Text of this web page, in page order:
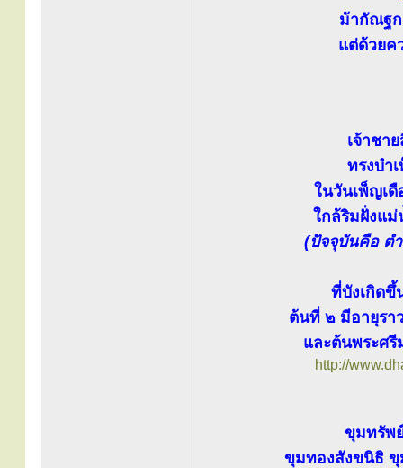
ม้ากัณฐก
แต่ด้วยค
เจ้าชา
ทรงบำ
ในวันเพ็ญเ
ใกล้ริมฝั่งแ
(ปัจจุบันคือ ต
ที่บังเกิดขึ้
ต้นที่ ๒ มีอายุร
และต้นพระศ
http://
ขุมทรัพ
ขุมทองสังขนิธิ